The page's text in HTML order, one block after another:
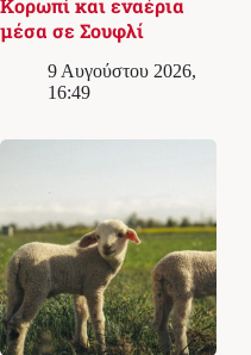
Κορωπί και εναέρια
μέσα σε Σουφλί
9 Αυγούστου 2026,
16:49